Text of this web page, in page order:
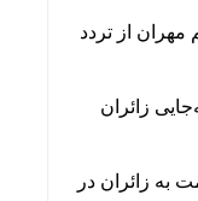
از تردد
زائران
به زائران در